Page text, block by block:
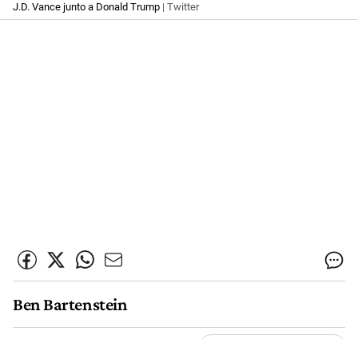
J.D. Vance junto a Donald Trump | Twitter
Ben Bartenstein